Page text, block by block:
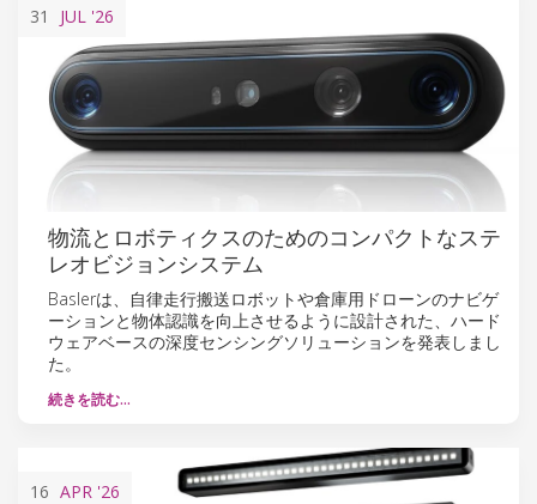
31 JUL '26
物流とロボティクスのためのコンパクトなステ
レオビジョンシステム
Baslerは、自律走行搬送ロボットや倉庫用ドローンのナビゲ
ーションと物体認識を向上させるように設計された、ハード
ウェアベースの深度センシングソリューションを発表しまし
た。
続きを読む…
16 APR '26